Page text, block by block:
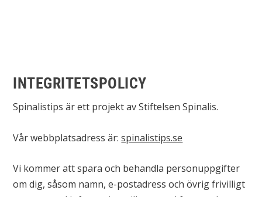
INTEGRITETSPOLICY
Spinalistips är ett projekt av Stiftelsen Spinalis.
Vår webbplatsadress är:spinalistips.se
Vi kommer att spara och behandla personuppgifter
om dig, såsom namn, e-postadress och övrig frivilligt